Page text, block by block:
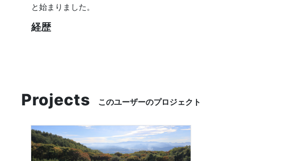
と始まりました。
経歴
Projects このユーザーのプロジェクト